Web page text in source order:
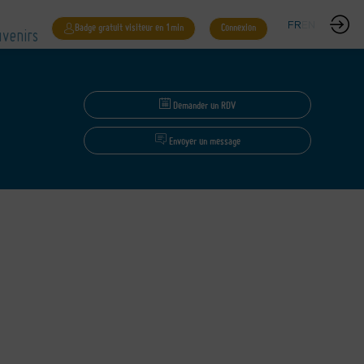
Badge gratuit visiteur en 1min Connexion FR
Demander un RDV
Envoyer un message